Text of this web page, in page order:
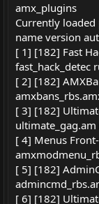
amx_plugins
Currently loaded
name version
[ 1] [182] Fast
fast_hack_detec
[ 2] [182]
[ 3] [182]
[ 4] Menus
[ 5] [182]
[ 6] [182]